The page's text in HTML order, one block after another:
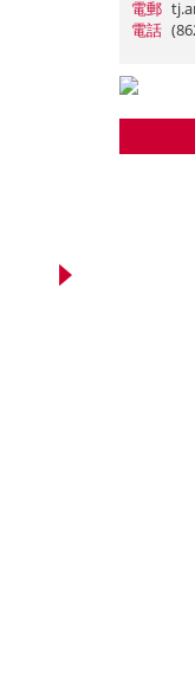
電郵
電話